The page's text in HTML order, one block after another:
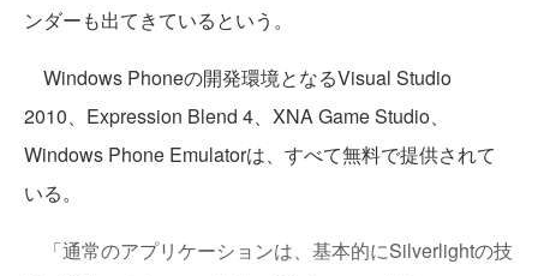
ンダーも出てきているという。
Windows Phoneの開発環境となるVisual Studio
2010、Expression Blend 4、XNA Game Studio、
Windows Phone Emulatorは、すべて無料で提供されて
いる。
「通常のアプリケーションは、基本的にSilverlightの技